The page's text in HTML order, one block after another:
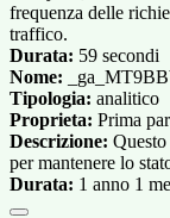
frequenza delle
traffico.
Durata: 59 secondi
Nome:
Tipologia: analitico
Proprieta: Prima
Descrizione:
per mantenere lo
Durata: 1 anno 1